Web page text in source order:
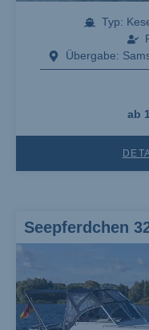
Typ:
Übergabe:
ab
Seepferdchen